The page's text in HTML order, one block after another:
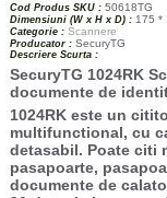
Cod Produs SKU : 50618TG
Dimensiuni (W x H x D) : 175 *
Categorie : Scannere
Producator : SecuryTG
Descriere Scurta :
SecuryTG 1024RK
documente de
1024RK este un
multifunctional, cu
detasabil. Poate citi
pasapoarte,
documente de